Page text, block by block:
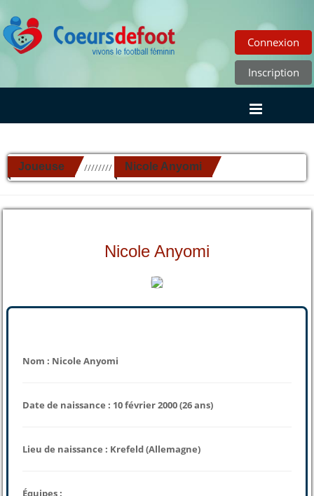
Connexion
Inscription
Joueuse ////////// Nicole Anyomi
Nicole Anyomi
Nom : Nicole Anyomi
Date de naissance : 10 février 2000 (26 ans)
Lieu de naissance : Krefeld (Allemagne)
Équipes :